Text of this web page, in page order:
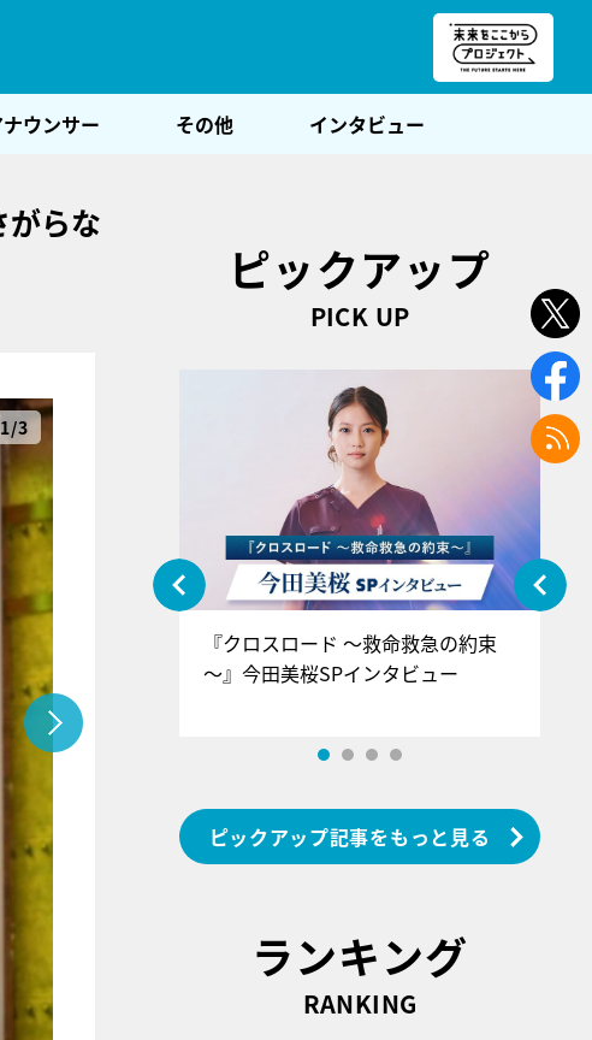
ウンサー その他 インタビュー
らな
1/3
ピックアップ
PICK UP
みんぐ』＝LOV
舞香SPインタ
『クロスロード ～救命救急の約束
～』今田美桜SPインタビュー
ピックアップ記事をもっと見る
ランキング
RANKING